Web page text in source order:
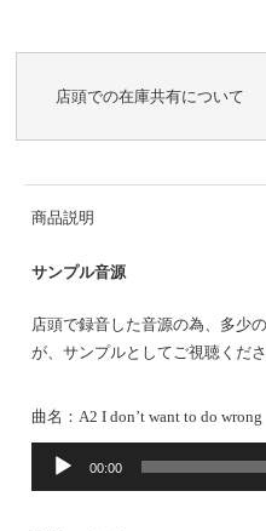
店頭での在庫共有について
商品説明
サンプル音源
店頭で録音した音源の為、多少
が、サンプルとしてご視聴くださ
曲名：A2 I don’t want to do wrong
音
00:00